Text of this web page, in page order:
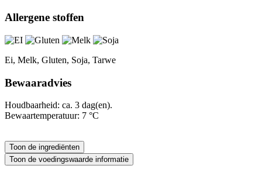
Allergene stoffen
Ei, Melk, Gluten, Soja, Tarwe
Bewaaradvies
Houdbaarheid: ca. 3 dag(en).
Bewaartemperatuur: 7 °C